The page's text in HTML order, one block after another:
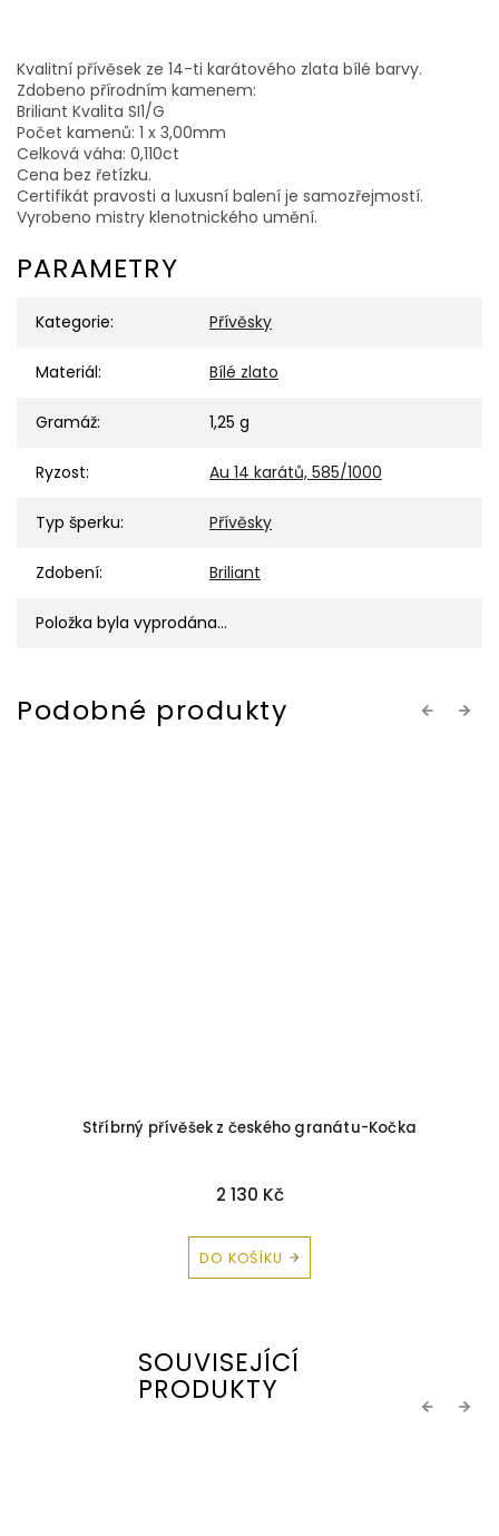
Kvalitní přívěsek ze 14-ti karátového zlata bílé barvy.
Zdobeno přírodním kamenem:
Briliant Kvalita SI1/G
Počet kamenů: 1 x 3,00mm
Celková váha: 0,110ct
Cena bez řetízku.
Certifikát pravosti a luxusní balení je samozřejmostí.
Vyrobeno mistry klenotnického umění.
PARAMETRY
Kategorie: Přívěsky
Materiál: Bílé zlato
Gramáž: 1,25 g
Ryzost: Au 14 karátů, 585/1000
Typ šperku: Přívěsky
Zdobení: Briliant
Položka byla vyprodána…
Previous
Stříbrný přívěšek z českého granátu-Kočka
2 130 Kč
DO KOŠÍKU
Next
SOUVISEJÍCÍ
PRODUKTY Previous
Next